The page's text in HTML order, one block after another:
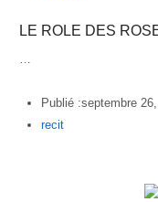
LE ROLE DES
…
Publié :septembre
Author
recit